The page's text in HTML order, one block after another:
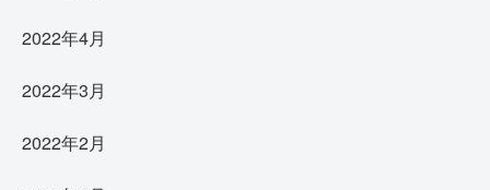
2022年4月
2022年3月
2022年2月